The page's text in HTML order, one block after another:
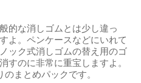
的な消しゴムとは少し違っ
よ。ペンケースなどにいれて
ック式消しゴムの替え用のゴ
すのに非常に重宝しますよ。
まとめパックです。